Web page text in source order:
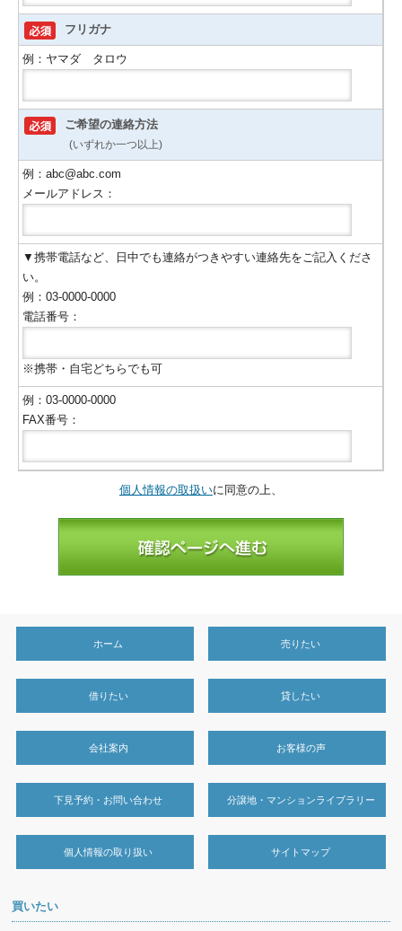
フリガナ
例：ヤマダ タロウ
ご希望の連絡方法
(いずれか一つ以上)
例：abc@abc.com
メールアドレス：
▼携帯電話など、日中でも連絡がつきやすい連絡先をご記入くださ
い。
例：03-0000-0000
電話番号：
※携帯・自宅どちらでも可
例：03-0000-0000
FAX番号：
個人情報の取扱いに同意の上、
ホーム 売りたい
借りたい 貸したい
会社案内 お客様の声
下見予約・お問い合わせ 分譲地・マンションライブラリー
個人情報の取り扱い サイトマップ
買いたい